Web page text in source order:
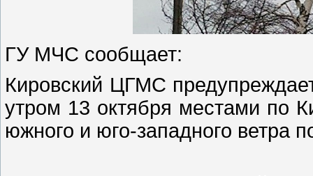
ГУ МЧС сообщает:
Кировский ЦГМС
утром 13 октября местами по
южного и юго-западного ветра